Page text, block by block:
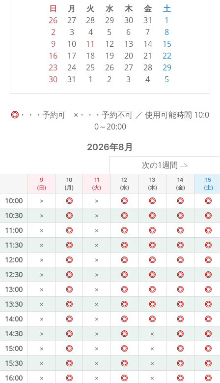
日 月 火 水 木 金 土
26 27 28 29 30 31
1
2
3 4 5 6 7
8
9
10 11 12 13 14
15
16
17 18 19 20 21
22
23
24 25 26 27 28
29
30
31 1 2 3 4 5
◎ ・・・予約可 ×・・・予約不可 ／ 使用可能時間 10:0
0～20:00
2026年8月
次の1週間
9
(日)
10
(月)
11
(火)
12
(水)
13
(木)
14
(金)
15
(土)
10:00 × ◎ × ◎ ◎ ◎
◎
10:30
× ◎ × ◎ ◎ ◎
◎
11:00
× ◎ × ◎ ◎ ◎
◎
11:30
× ◎ × ◎ ◎ ◎
◎
12:00
× ◎ × ◎ ◎ ◎
◎
12:30
× ◎ × ◎ ◎ ◎
◎
13:00
× ◎ × ◎ ◎ ◎
◎
13:30
× ◎ × ◎ ◎ ◎
◎
14:00
× ◎ × ◎ ◎ ◎
◎
14:30
× ◎ × ◎ × ◎
◎
15:00
× ◎ × ◎ × ◎
◎
15:30
× ◎ × ◎ × ◎
◎
16:00
× ◎ × ◎ × ◎
◎